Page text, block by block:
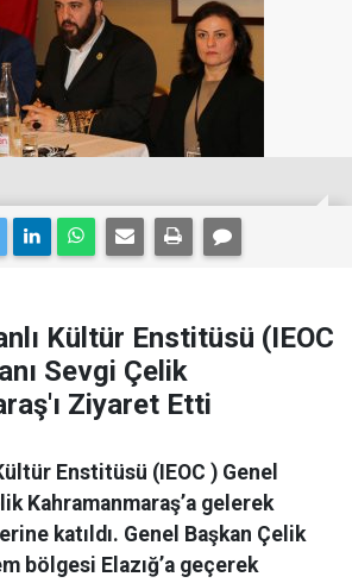
Kültür Enstitüsü (IEOC
Sevgi Çelik
Ziyaret Etti
Enstitüsü (IEOC ) Genel
Kahramanmaraş’a gelerek
katıldı. Genel Başkan Çelik
bölgesi Elazığ’a geçerek